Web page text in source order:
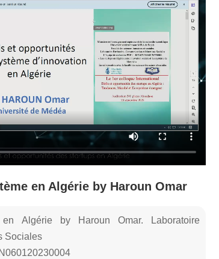
en Algérie by Haroun Omar
en Algérie by Haroun Omar. Laboratoire
Sociales